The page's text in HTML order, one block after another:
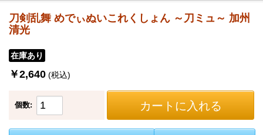
刀剣乱舞 めでぃぬいこれくしょん ～刀ミュ～ 加州
清光
在庫あり
￥2,640 (税込)
個数: カートに入れる